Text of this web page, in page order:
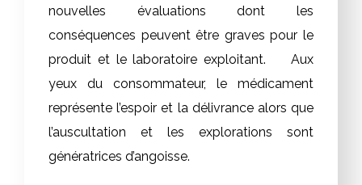
nouvelles évaluations dont les
conséquences peuvent être graves pour le
produit et le laboratoire exploitant. Aux
yeux du consommateur, le médicament
représente l’espoir et la délivrance alors que
l’auscultation et les explorations sont
génératrices d’angoisse.